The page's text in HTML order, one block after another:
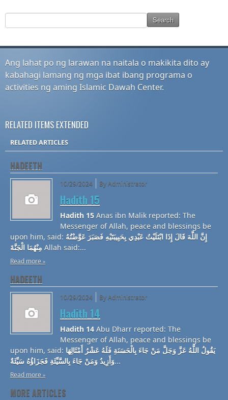
Ang lahat po ng larawan na naitala o makikita dito ay
kabahagi lamang ng mga ibat ibang programa o
activities ng aming Islamic Dawah Center.
RELATED ITEMS EXTENDED
RELATED ARTICLES
HADEETH
10/29/2024 By Administrator
Hadith 15
Hadith 15 Anas ibn Malik reported: The
Messenger of Allah, peace and blessings be
upon him, said: إِنَّ اللَّهَ قَالَ إِذَا ابْتَلَيْتُ عَبْدِي بِحَبِيبَتَيْهِ فَصَبَرَ عَوَّضْتُهُ
مِنْهُمَا الْجَنَّةَ Allah said:...
Read more
HADEETH
10/29/2024 By Administrator
Hadith 14
Hadith 14 Abu Dharr reported: The
Messenger of Allah, peace and blessings be
upon him, said: يَقُولُ اللَّهُ عَزَّ وَجَلَّ مَنْ جَاءَ بِالْحَسَنَةِ فَلَهُ عَشْرُ أَمْثَالِهَا
وَأَزِيدُ وَمَنْ جَاءَ بِالسَّيِّئَةِ فَجَزَاؤُهُ سَيِّئَةٌ...
Read more
MORE ARTICLES